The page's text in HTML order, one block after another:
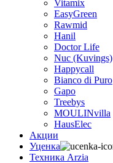
Vitamix
EasyGreen
Rawmid
Hanil
Doctor Life
Nuc (Kuvings)
Happycall
Bianco di Puro
Gapo
Treebys
MOULINvilla
HausElec
Акции
Уценка
Техника Arzia